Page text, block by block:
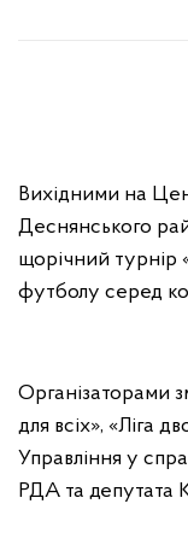
Вихідними на
Деснянського
щорічний турнір
футболу серед
Організаторами
для всіх», «Ліга
Управління у
РДА та депутата